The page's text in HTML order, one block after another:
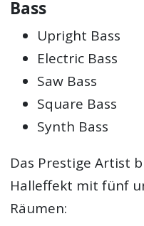
Bass
Upright Bass
Electric Bass
Saw Bass
Square Bass
Synth Bass
Das Prestige Artist
Halleffekt mit fünf
Räumen: